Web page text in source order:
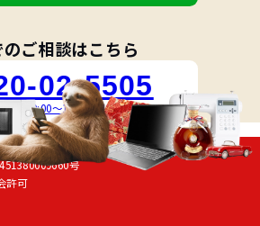
ご相談はこちら
02-5505
間 10:00～18:00 [月～土]
号
許可